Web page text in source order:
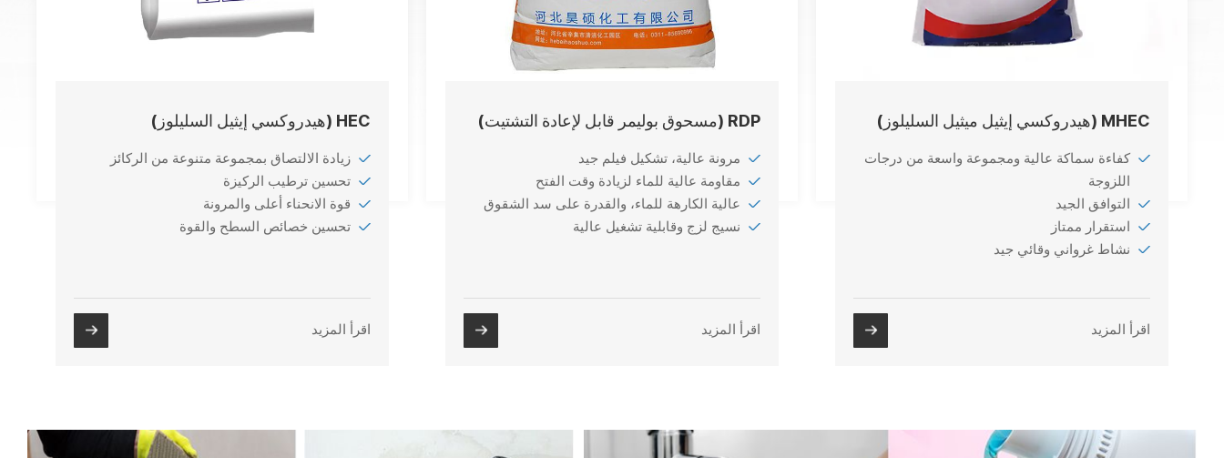
MHEC (هيدروكسي إيثيل ميثيل السليلوز)
كفاءة سماكة عالية ومجموعة واسعة من درجات
اللزوجة
التوافق الجيد
استقرار ممتاز
نشاط غرواني وقائي جيد
اقرأ المزيد
RDP (مسحوق بوليمر قابل لإعادة التشتيت)
مرونة عالية، تشكيل فيلم جيد
مقاومة عالية للماء لزيادة وقت الفتح
عالية الكارهة للماء، والقدرة على سد الشقوق
نسيج لزج وقابلية تشغيل عالية
اقرأ المزيد
HEC (هيدروكسي إيثيل السليلوز)
زيادة الالتصاق بمجموعة متنوعة من الركائز
تحسين ترطيب الركيزة
قوة الانحناء أعلى والمرونة
تحسين خصائص السطح والقوة
اقرأ المزيد